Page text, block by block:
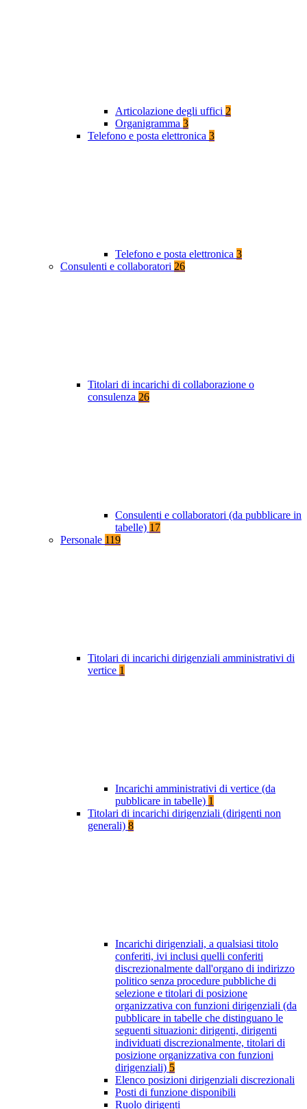
Articolazione degli uffici 2
Organigramma 3
Telefono e posta elettronica 3
Telefono e posta elettronica 3
Consulenti e collaboratori 26
Titolari di incarichi di collaborazione o
consulenza 26
Consulenti e collaboratori (da pubblicare in
tabelle) 17
Personale 119
Titolari di incarichi dirigenziali amministrativi di
vertice 1
Incarichi amministrativi di vertice (da
pubblicare in tabelle) 1
Titolari di incarichi dirigenziali (dirigenti non
generali) 8
Incarichi dirigenziali, a qualsiasi titolo
conferiti, ivi inclusi quelli conferiti
discrezionalmente dall'organo di indirizzo
politico senza procedure pubbliche di
selezione e titolari di posizione
organizzativa con funzioni dirigenziali (da
pubblicare in tabelle che distinguano le
seguenti situazioni: dirigenti, dirigenti
individuati discrezionalmente, titolari di
posizione organizzativa con funzioni
dirigenziali) 5
Elenco posizioni dirigenziali discrezionali
Posti di funzione disponibili
Ruolo dirigenti